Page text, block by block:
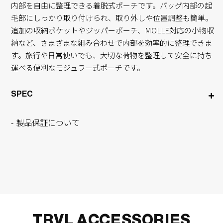
内部を自由に整理できる着脱式ポーチです。バッグ内部の起
毛部にしっかり取り付けられ、取り外しや位置調整も簡単。
追加の収納ポケットやジッパーポーチ、MOLLE対応の小物収
納など、さまざまな組み合わせで内部を効率的に整理できま
す。旅行や日常使いでも、大切な荷物を整理して安全に持ち
運べる便利なモジュラー式ポーチです。
SPEC
製品保証について
TRVL ACCESSORIES